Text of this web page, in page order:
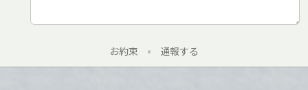
お約束 • 通報する